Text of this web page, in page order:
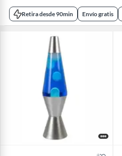
Retira desde 90min Envío gratis